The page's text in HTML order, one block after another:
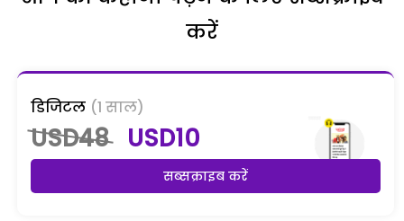
करें
डिजिटल (1 साल)
USD48 USD10
सब्सक्राइब करें